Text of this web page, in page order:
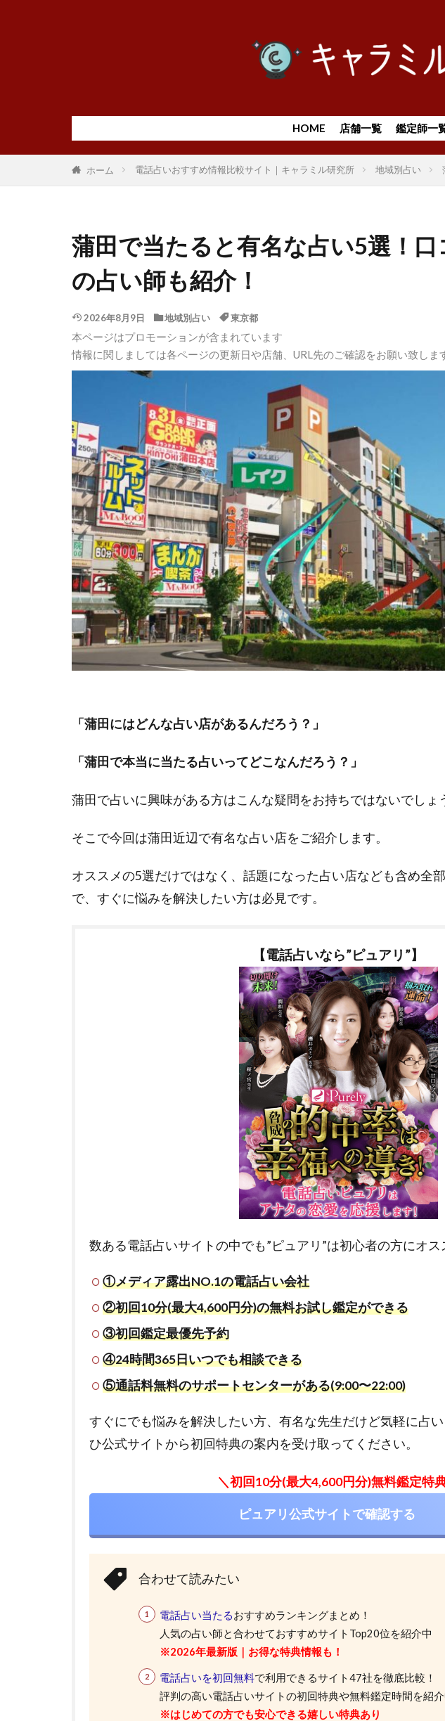
HOME 店舗一覧 鑑定師一
ホーム 電話占いおすすめ情報比較サイト｜キャラミル研究所 地域別占い
蒲田で当たると有名な占い5選！
の占い師も紹介！
2026年8月9日 地域別占い 東京都
本ページはプロモーションが含まれています
情報に関しましては各ページの更新日や店舗、URL先のご確認をお願い致しま
「蒲田にはどんな占い店があるんだろう？」
「蒲田で本当に当たる占いってどこなんだろう？」
蒲田で占いに興味がある方はこんな疑問をお持ちではないでしょ
そこで今回は蒲田近辺で有名な占い店をご紹介します。
オススメの5選だけではなく、話題になった占い店なども含め全
で、すぐに悩みを解決したい方は必見です。
【電話占いなら”ピュアリ”】
数ある電話占いサイトの中でも”ピュアリ”は初心者の方にオス
①メディア露出NO.1の電話占い会社
②初回10分(最大4,600円分)の無料お試し鑑定ができる
③初回鑑定最優先予約
④24時間365日いつでも相談できる
⑤通話料無料のサポートセンターがある(9:00〜22:00)
すぐにでも悩みを解決したい方、有名な先生だけど気軽に占
ひ公式サイトから初回特典の案内を受け取ってください。
＼初回10分(最大4,600円分)無料鑑定特
ピュアリ公式サイトで確認する
合わせて読みたい
電話占い当たるおすすめランキングまとめ！
人気の占い師と合わせておすすめサイトTop20位を紹介中
※2026年最新版｜お得な特典情報も！
電話占いを初回無料で利用できるサイト47社を徹底比較！
評判の高い電話占いサイトの初回特典や無料鑑定時間を紹介
※はじめての方でも安心できる嬉しい特典あり